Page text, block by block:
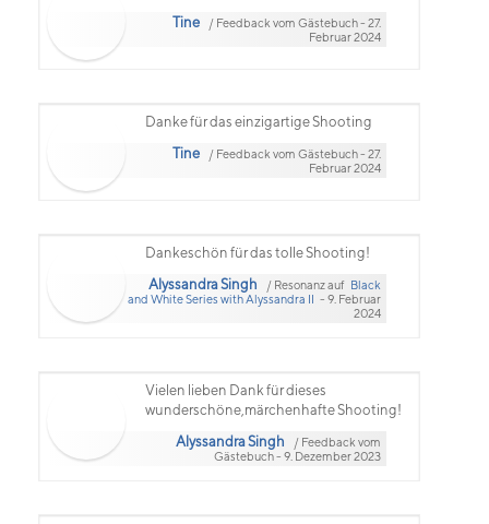
Tine
/ Feedback vom Gästebuch - 27.
Februar 2024
Danke für das einzigartige Shooting
Tine
/ Feedback vom Gästebuch - 27.
Februar 2024
Dankeschön für das tolle Shooting!
Alyssandra Singh
/ Resonanz auf Black
and White Series with Alyssandra II - 9. Februar
2024
Vielen lieben Dank für dieses
wunderschöne,märchenhafte Shooting!
Alyssandra Singh
/ Feedback vom
Gästebuch - 9. Dezember 2023